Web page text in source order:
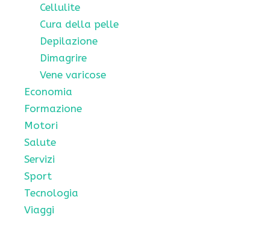
Cellulite
Cura della pelle
Depilazione
Dimagrire
Vene varicose
Economia
Formazione
Motori
Salute
Servizi
Sport
Tecnologia
Viaggi